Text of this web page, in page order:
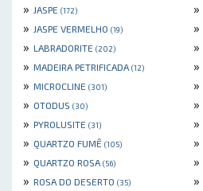
» JASPE (172) »
» JASPE VERMELHO (19) »
» LABRADORITE (202) »
» MADEIRA PETRIFICADA (12) »
» MICROCLINE (301) »
» OTODUS (30) »
» PYROLUSITE (31) »
» QUARTZO FUMÊ (105) »
» QUARTZO ROSA (56) »
» ROSA DO DESERTO (35) »